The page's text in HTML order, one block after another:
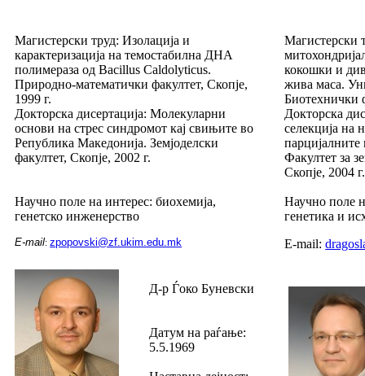
Магистерски труд: Изолација и
карактеризација на темостабилна ДНА
полимераза од Bacillus Caldolyticus.
Природно-математички факултет, Скопје,
1999 г.
Докторска дисертација: Молекуларни
основи на стрес синдромот кај свињите во
Република Македонија. Земјоделски
факултет, Скопје, 2002 г.
Научно поле на интерес: биохемија,
генетско инженерство
E-mail:zpopovski@zf.ukim.edu.mk
Магистерски
кокошки и
жива маса.
Биотехнички
Докторска
селекција на
парцијалните
Факултет за
Скопје, 2004 г.
Научно поле
генетика и
E-mail:
Д-р Ѓоко Буневски
Датум на раѓање:
5.5.1969